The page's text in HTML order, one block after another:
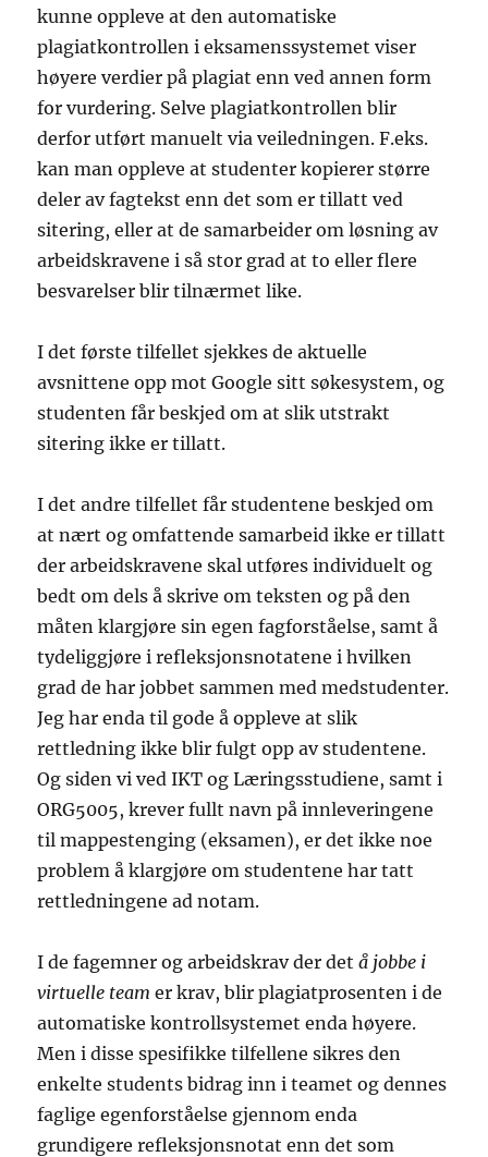
kunne oppleve at den automatiske
plagiatkontrollen i eksamenssystemet viser
høyere verdier på plagiat enn ved annen form
for vurdering. Selve plagiatkontrollen blir
derfor utført manuelt via veiledningen. F.eks.
kan man oppleve at studenter kopierer større
deler av fagtekst enn det som er tillatt ved
sitering, eller at de samarbeider om løsning av
arbeidskravene i så stor grad at to eller flere
besvarelser blir tilnærmet like.
I det første tilfellet sjekkes de aktuelle
avsnittene opp mot Google sitt søkesystem, og
studenten får beskjed om at slik utstrakt
sitering ikke er tillatt.
I det andre tilfellet får studentene beskjed om
at nært og omfattende samarbeid ikke er tillatt
der arbeidskravene skal utføres individuelt og
bedt om dels å skrive om teksten og på den
måten klargjøre sin egen fagforståelse, samt å
tydeliggjøre i refleksjonsnotatene i hvilken
grad de har jobbet sammen med medstudenter.
Jeg har enda til gode å oppleve at slik
rettledning ikke blir fulgt opp av studentene.
Og siden vi ved IKT og Læringsstudiene, samt i
ORG5005, krever fullt navn på innleveringene
til mappestenging (eksamen), er det ikke noe
problem å klargjøre om studentene har tatt
rettledningene ad notam.
I de fagemner og arbeidskrav der detå jobbe i
virtuelle team er krav, blir plagiatprosenten i de
automatiske kontrollsystemet enda høyere.
Men i disse spesifikke tilfellene sikres den
enkelte students bidrag inn i teamet og dennes
faglige egenforståelse gjennom enda
grundigere refleksjonsnotat enn det som